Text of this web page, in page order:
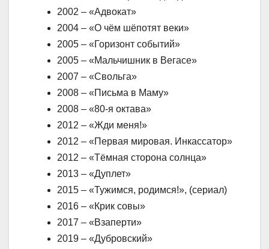
2002 – «Адвокат»
2004 – «О чём шёпотят веки»
2005 – «Горизонт событий»
2005 – «Мальчишник в Вегасе»
2007 – «Свольга»
2008 – «Письма в Маму»
2008 – «80-я октава»
2012 – «Жди меня!»
2012 – «Первая мировая. Инкассатор»
2012 – «Тёмная сторона солнца»
2013 – «Дуплет»
2015 – «Тужимся, родимся!», (сериал)
2016 – «Крик совы»
2017 – «Взаперти»
2019 – «Дубровский»